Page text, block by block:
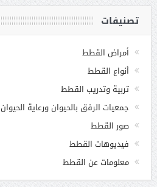
تصنيفات
أمراض القطط
أنواع القطط
تربية وتدريب القطط
جمعيات الرفق بالحيوان ورعاية الحيوان
صور القطط
فيديوهات القطط
معلومات عن القطط